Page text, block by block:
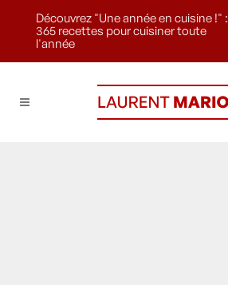
Découvrez "Une année en cuisine !" :
365 recettes pour cuisiner toute
l'année